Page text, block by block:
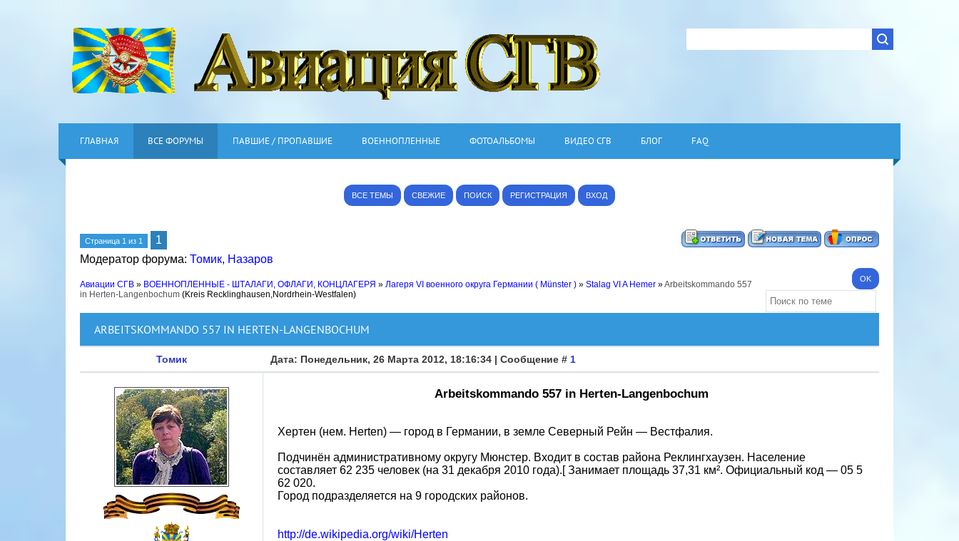
ГЛАВНАЯ ВСЕ ФОРУМЫ ПАВШИЕ / ПРОПАВШИЕ ВОЕННОПЛЕННЫЕ ФОТОАЛЬБОМЫ ВИДЕО СГВ БЛОГ FAQ
ВСЕ ТЕМЫ СВЕЖИЕ ПОИСК РЕГИСТРАЦИЯ ВХОД
Страница 1 из 1
1
Модератор форума: Томик, Назаров
Авиации СГВ » ВОЕННОПЛЕННЫЕ - ШТАЛАГИ, ОФЛАГИ, КОНЦЛАГЕРЯ » Лагеря VI военного округа Германии ( Münster ) » Stalag VI A Hemer »Arbeitskommando 557
in Herten-Langenbochum (Kreis Recklinghausen,Nordrhein-Westfalen)
ARBEITSKOMMANDO 557 IN HERTEN-LANGENBOCHUM
Томик Дата: Понедельник, 26 Марта 2012, 18:16:34 | Сообщение # 1
Arbeitskommando 557 in Herten-Langenbochum
Хертен (нем. Herten) — город в Германии, в земле Северный Рейн — Вестфалия.
Подчинён административному округу Мюнстер. Входит в состав района Реклингхаузен. Население
составляет 62 235 человек (на 31 декабря 2010 года).[ Занимает площадь 37,31 км². Официальный код — 05 5
62 020.
Город подразделяется на 9 городских районов.
http://de.wikipedia.org/wiki/Herten